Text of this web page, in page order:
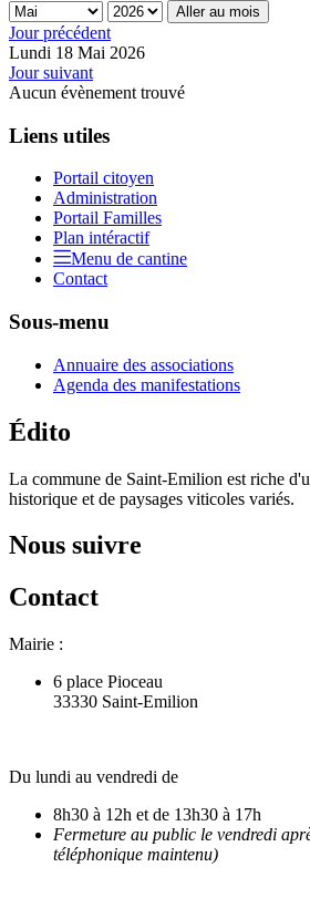
Aller au mois
Jour précédent
Lundi 18 Mai 2026
Jour suivant
Aucun évènement trouvé
Liens utiles
Portail citoyen
Administration
Portail Familles
Plan intéractif
Menu de cantine
Contact
Sous-menu
Annuaire des associations
Agenda des manifestations
Édito
La commune de Saint-Emilion est riche
historique et de paysages viticoles variés.
Nous suivre
Contact
Mairie :
6 place Pioceau
33330 Saint-Emilion
Du lundi au vendredi de
8h30 à 12h et de 13h30 à 17h
Fermeture au public le vendredi
téléphonique maintenu)